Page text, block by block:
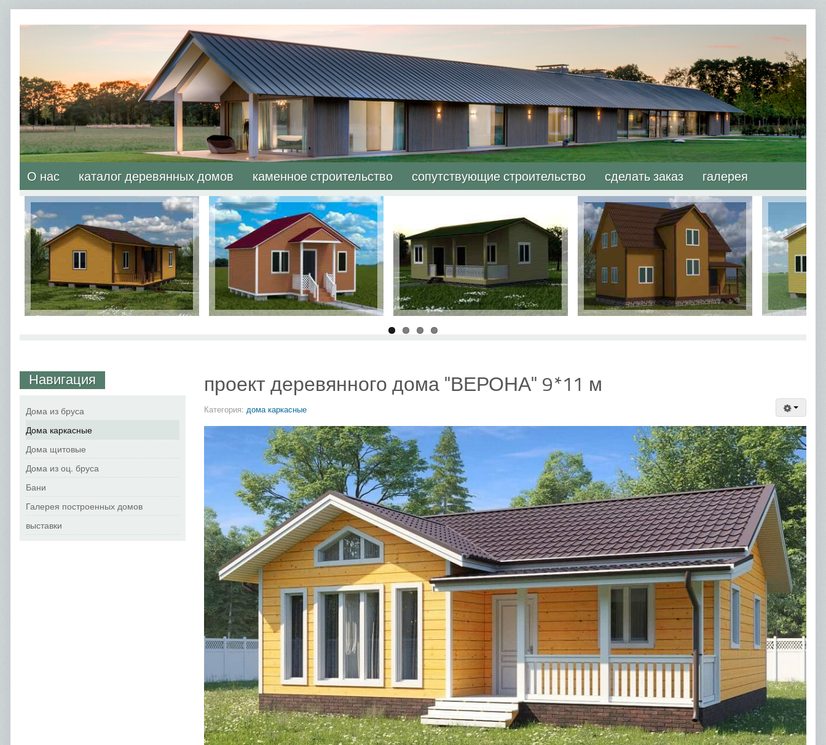
О нас каталог деревянных домов каменное строительство сопутствующие строительство сделать заказ галерея
проект деревянного дома "ВЕРОНА" 9*11 м
Категория: дома каркасные
Навигация
Дома из бруса
Дома каркасные
Дома щитовые
Дома из оц. бруса
Бани
Галерея построенных домов
выставки